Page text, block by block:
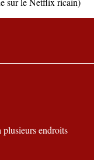
plusieurs endroits